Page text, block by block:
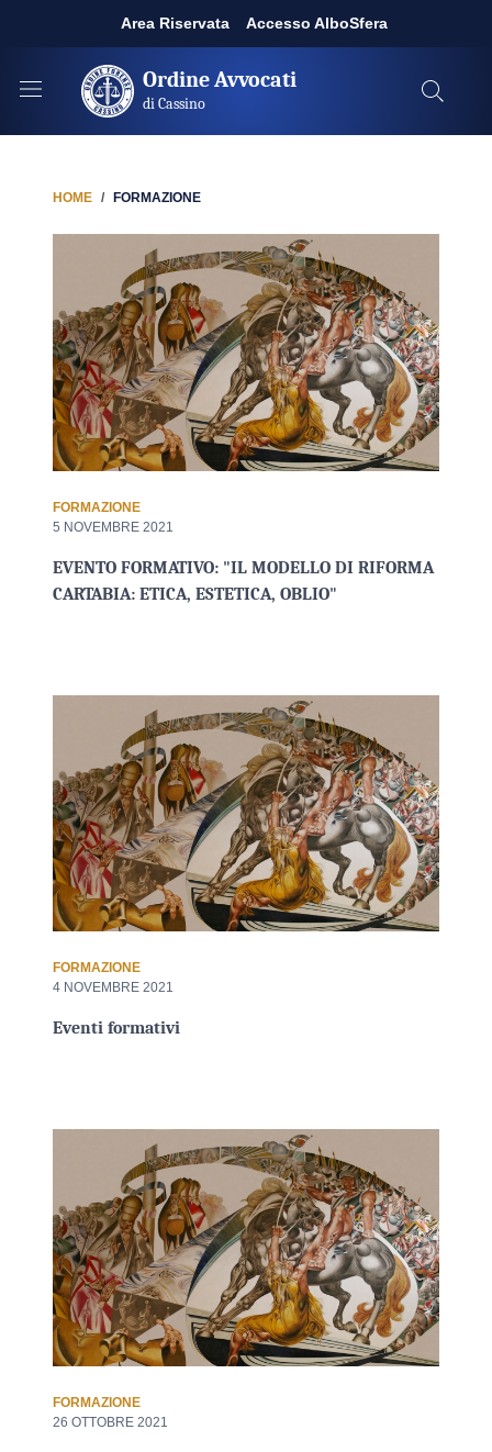
Area Riservata Accesso AlboSfera
Ordine Avvocati
di Cassino
HOME FORMAZIONE
FORMAZIONE
5 NOVEMBRE 2021
EVENTO FORMATIVO: "IL MODELLO DI RIFORMA
CARTABIA: ETICA, ESTETICA, OBLIO"
FORMAZIONE
4 NOVEMBRE 2021
Eventi formativi
FORMAZIONE
26 OTTOBRE 2021